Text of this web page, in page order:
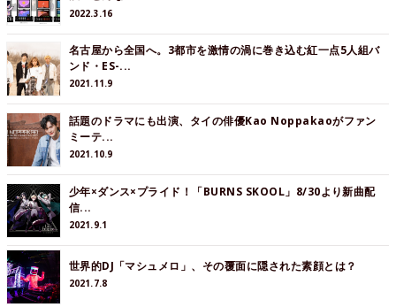
2022.3.16
名古屋から全国へ。3都市を激情の渦に巻き込む紅一点5人組バ
ンド・ES-...
2021.11.9
話題のドラマにも出演、タイの俳優Kao Noppakaoがファン
ミーテ...
2021.10.9
少年×ダンス×プライド！「BURNS SKOOL」8/30より新曲配
信...
2021.9.1
世界的DJ「マシュメロ」、その覆面に隠された素顔とは？
2021.7.8